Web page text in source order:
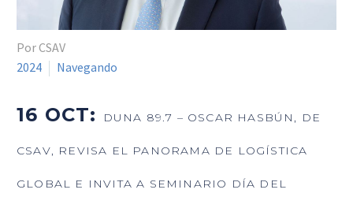
Por CSAV
2024
Navegando
16 OCT: DUNA 89.7 – OSCAR HASBÚN, DE
CSAV, REVISA EL PANORAMA DE LOGÍSTICA
GLOBAL E INVITA A SEMINARIO DÍA DEL